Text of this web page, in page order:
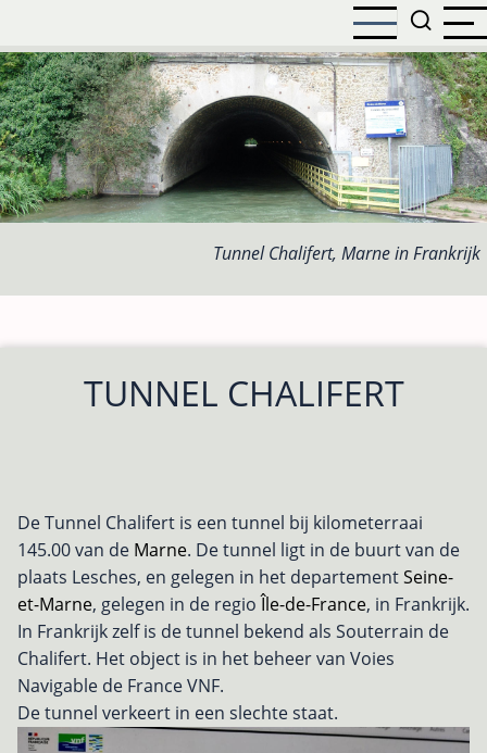
naar
de
inhoud
gaan
Tunnel Chalifert, Marne in Frankrijk
TUNNEL CHALIFERT
De Tunnel Chalifert is een tunnel bij kilometerraai
145.00 van de Marne. De tunnel ligt in de buurt van de
plaats Lesches, en gelegen in het departementSeine-
et-Marne, gelegen in de regioÎle-de-France, in Frankrijk.
In Frankrijk zelf is de tunnel bekend als Souterrain de
Chalifert. Het object is in het beheer van Voies
Navigable de France VNF.
De tunnel verkeert in een slechte staat.